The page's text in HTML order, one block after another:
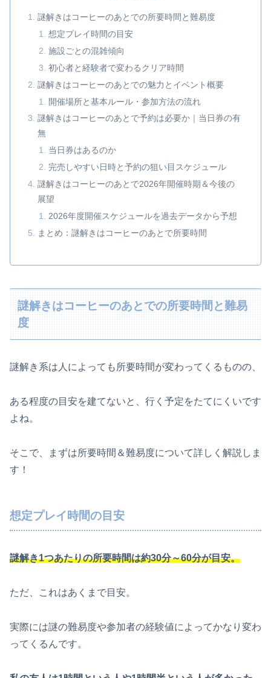
謎解きはコーヒーのあとでの所要時間と難易度
想定プレイ時間の目安
施設ごとの混雑傾向
初心者と経験者で変わるクリア時間
謎解きはコーヒーのあとでの魅力とイベント概要
開催場所と基本ルール・参加方法の流れ
謎解きはコーヒーのあとで予約は必要か｜当日券の有
無
当日券はあるのか
完売しやすい日時と予約の狙い目スケジュール
謎解きはコーヒーのあとで2026年開催時期＆今後の
展望
2026年度開催スケジュールを過去データから予想
まとめ：謎解きはコーヒーのあとで所要時間
謎解きはコーヒーのあとでの所要時間と難易
度
謎解き系は人によっても所要時間が変わってくるものの、
ある程度の目安を建てないと、行く予定をたてにくいです
よね。
そこで、まずは所要時間＆難易度について詳しく解説しま
す！
想定プレイ時間の目安
謎解き1つあたりの所要時間は約30分～60分が目安。
ただ、これはあくまで目安。
実際には謎の難易度や参加者の経験値によってかなり変わ
ってくるんです。